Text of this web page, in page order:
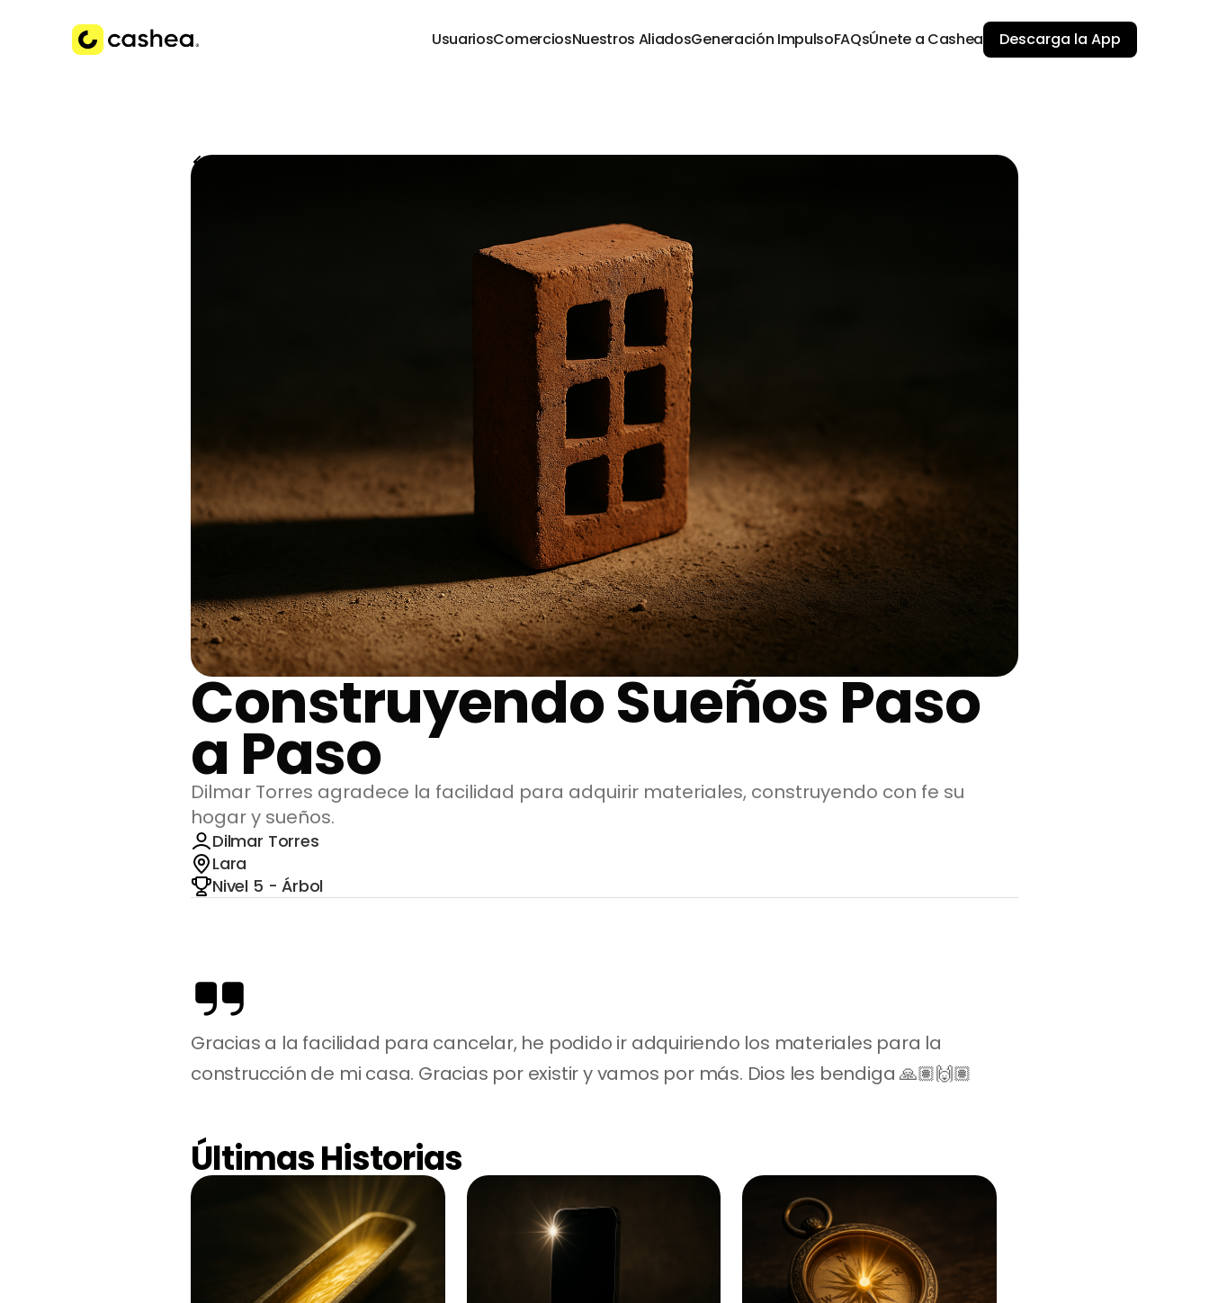
UsuariosComerciosNuestros AliadosGeneración ImpulsoFAQsÚnete a Cashea Descarga la App
Volver a Historias
Construyendo Sueños Paso
a Paso
Dilmar Torres agradece la facilidad para adquirir materiales, construyendo con fe su
hogar y sueños.
Dilmar Torres
Lara
Nivel 5 - Árbol
Gracias a la facilidad para cancelar, he podido ir adquiriendo los materiales para la
construcción de mi casa. Gracias por existir y vamos por más. Dios les bendiga 🙏🏽🙌🏽
Últimas Historias